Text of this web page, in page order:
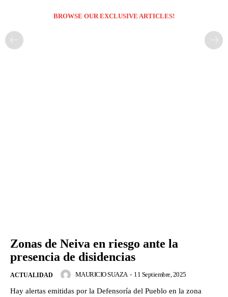
BROWSE OUR EXCLUSIVE ARTICLES!
Zonas de Neiva en riesgo ante la
presencia de disidencias
ACTUALIDAD MAURICIO SUAZA - 11 Septiembre, 2025
Hay alertas emitidas por la Defensoría del Pueblo en la zona